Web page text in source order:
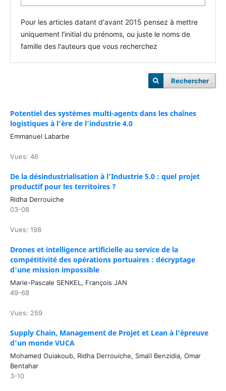
Pour les articles datant d'avant 2015 pensez à mettre
uniquement l'initial du prénoms, ou juste le noms de
famille des l'auteurs que vous recherchez
Rechercher
Potentiel des systèmes multi-agents dans les chaînes
logistiques à l’ère de l’industrie 4.0
Emmanuel Labarbe
Vues: 46
De la désindustrialisation à l’Industrie 5.0 : quel projet
productif pour les territoires ?
Ridha Derrouiche
03-08
Vues: 198
Drones et intelligence artificielle au service de la
compétitivité des opérations portuaires : décryptage
d’une mission impossible
Marie-Pascale SENKEL, François JAN
49-68
Vues: 259
Supply Chain, Management de Projet et Lean à l’épreuve
d’un monde VUCA
Mohamed Ouiakoub, Ridha Derrouiche, Smaïl Benzidia, Omar
Bentahar
3-10